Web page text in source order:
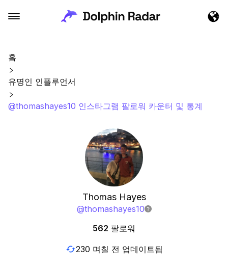
홈
유명인 인플루언서
@thomashayes10 인스타그램 팔로워 카운터 및 통계
Thomas Hayes
@thomashayes10
562 팔로워
230 며칠 전 업데이트됨